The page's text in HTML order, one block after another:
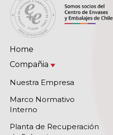
Home
Compañia
Nuestra Empresa
Marco Normativo
Interno
Planta de Recuperación